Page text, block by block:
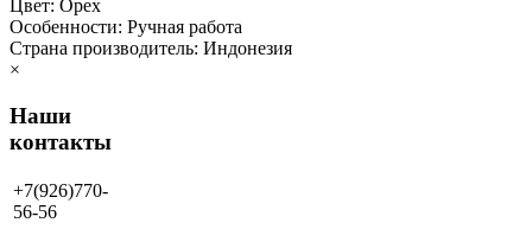
Цвет: Орех
Особенности: Ручная работа
Страна производитель: Индонезия
×
Наши
контакты
+7(926)770-
56-56